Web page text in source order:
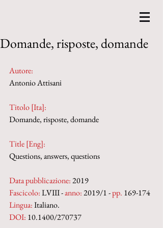
Domande, risposte, domande
Autore:
Antonio Attisani
Titolo [Ita]:
Domande, risposte, domande
Title [Eng]:
Questions, answers, questions
Data pubblicazione: 2019
Fascicolo: LVIII - anno: 2019/1 - pp. 169-174
Lingua: Italiano.
DOI: 10.1400/270737